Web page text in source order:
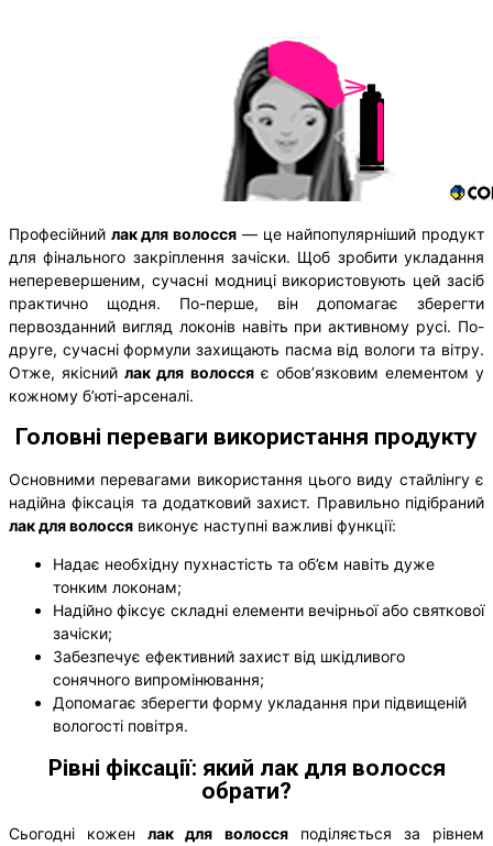
Професійний лак для волосся — це найпопулярніший продукт
для фінального закріплення зачіски. Щоб зробити укладання
неперевершеним, сучасні модниці використовують цей засіб
практично щодня. По-перше, він допомагає зберегти
первозданний вигляд локонів навіть при активному русі. По-
друге, сучасні формули захищають пасма від вологи та вітру.
Отже, якіснийлак для волоссяє обов’язковим елементом у
кожному б’юті-арсеналі.
Головні переваги використання продукту
Основними перевагами використання цього виду стайлінгу є
надійна фіксація та додатковий захист. Правильно підібраний
лак для волосся виконує наступні важливі функції:
Надає необхідну пухнастість та об’єм навіть дуже
тонким локонам;
Надійно фіксує складні елементи вечірньої або святкової
зачіски;
Забезпечує ефективний захист від шкідливого
сонячного випромінювання;
Допомагає зберегти форму укладання при підвищеній
вологості повітря.
Рівні фіксації: який лак для волосся
обрати?
Сьогодні коженлак для волоссяподіляється за рівнем